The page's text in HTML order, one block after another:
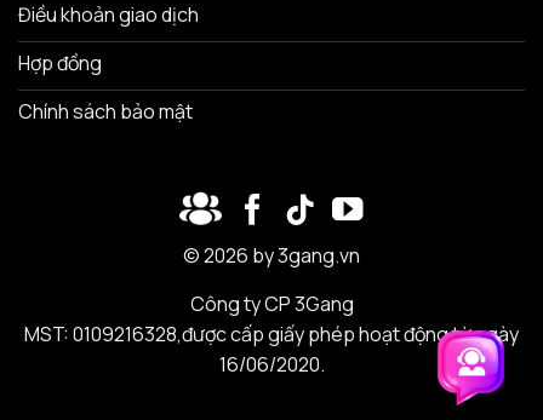
Điều khoản giao dịch
Hợp đồng
Chính sách bảo mật
© 2026 by 3gang.vn
Công ty CP 3Gang
MST: 0109216328,được cấp giấy phép hoạt động từ ngày
16/06/2020.